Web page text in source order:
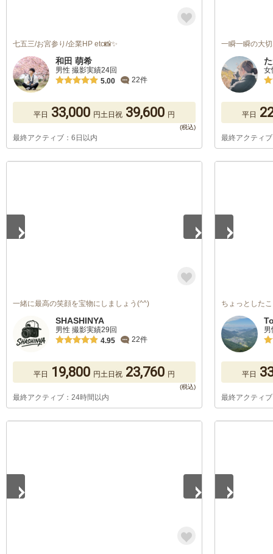
七五三/お宮参り/企業HP etc📸✨
和田 萌希
男性 撮影実績24回
5.00
22件
平日 33,000 円土日祝 39,600 円
最終アクティブ：6日以内
一瞬一瞬の大
女
平日
最終アクティ
一緒に最高の笑顔を宝物にしましょう(^^)
SHASHINYA
男性 撮影実績29回
4.95
22件
平日 19,800 円土日祝 23,760 円
最終アクティブ：24時間以内
ちょっとした
平日
最終アクティ